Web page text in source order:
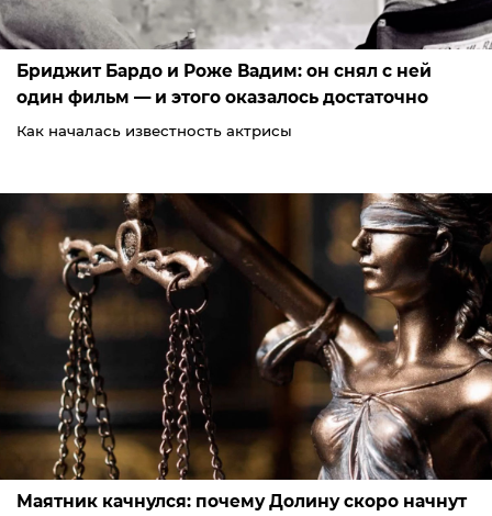
Бриджит Бардо и Роже Вадим: он снял с ней
один фильм — и этого оказалось достаточно
Как началась известность актрисы
Маятник качнулся: почему Долину скоро начнут